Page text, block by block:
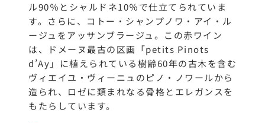
ル90％とシャルドネ10％で仕立てられていま
す。さらに、コトー・シャンプノワ・アイ・ル
ージュをアッサンブラージュ。この赤ワイン
は、ドメーヌ最古の区画「petits Pinots
d’Ay」に植えられている樹齢60年の古木を含む
ヴィエイユ・ヴィーニュのピノ・ノワールから
造られ、ロゼに類まれなる骨格とエレガンスを
もたらしています。